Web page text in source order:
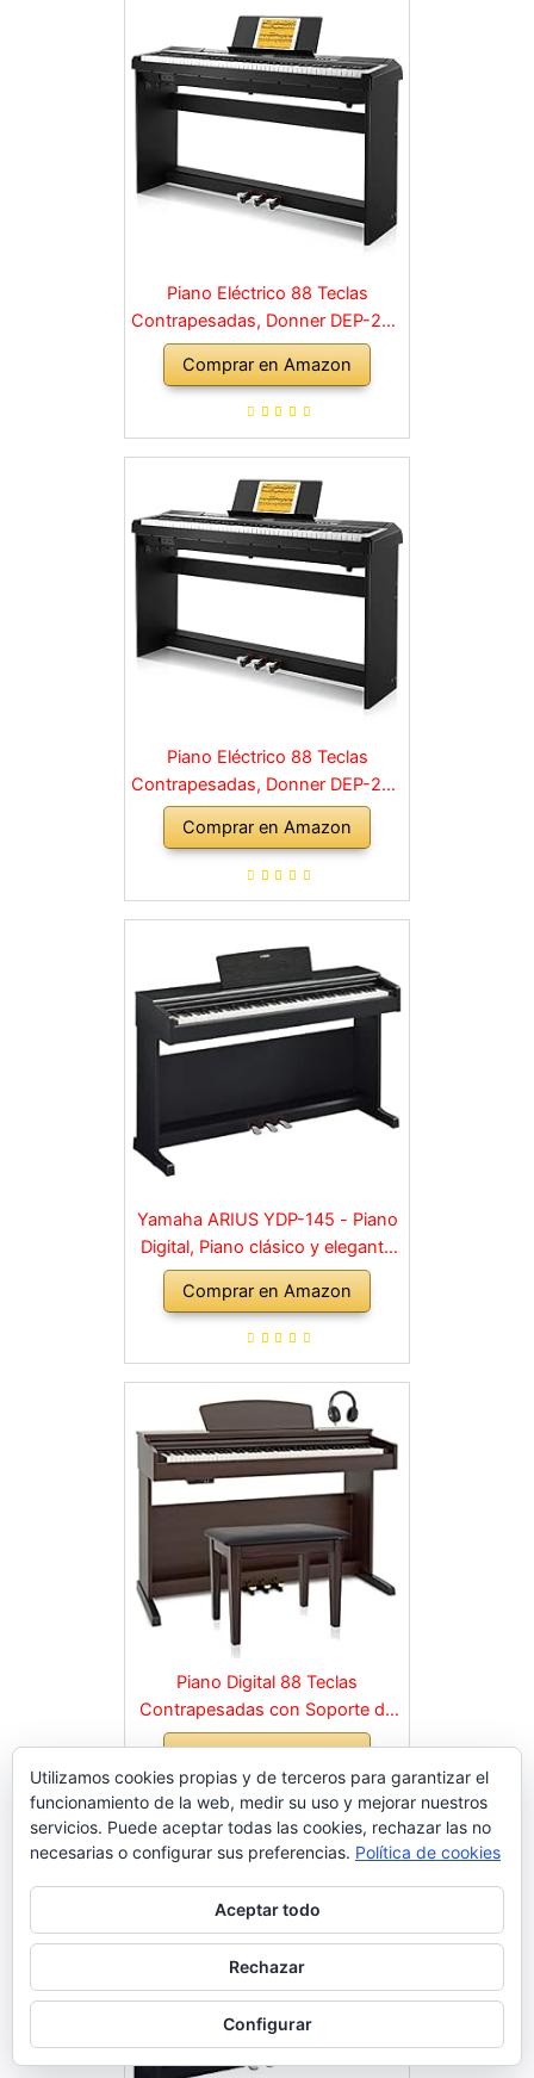
Piano Eléctrico 88 Teclas
Contrapesadas, Donner DEP-20S
Piano Digital 88 Teclas con
Soporte y 3 Pedal para
Principiante, retro, negro
Comprar en Amazon
Piano Eléctrico 88 Teclas
Contrapesadas, Donner DEP-20S
Piano Digital 88 Teclas con
Soporte y 3 Pedal para
Principiante, retro, negro
Comprar en Amazon
Yamaha ARIUS YDP-145 - Piano
Digital, Piano clásico y elegante
para principiantes y aficionados,
para cualquier rincón de la casa,
en negro
Comprar en Amazon
Piano Digital 88 Teclas
Contrapesadas con Soporte de
Madera y 3 Pedales Palisandro
Comprar en Amazon
Utilizamos cookies propias y de terceros para garantizar el
funcionamiento de la web, medir su uso y mejorar nuestros
servicios. Puede aceptar todas las cookies, rechazar las no
necesarias o configurar sus preferencias. Política de cookies
Aceptar todo
Rechazar
Configurar